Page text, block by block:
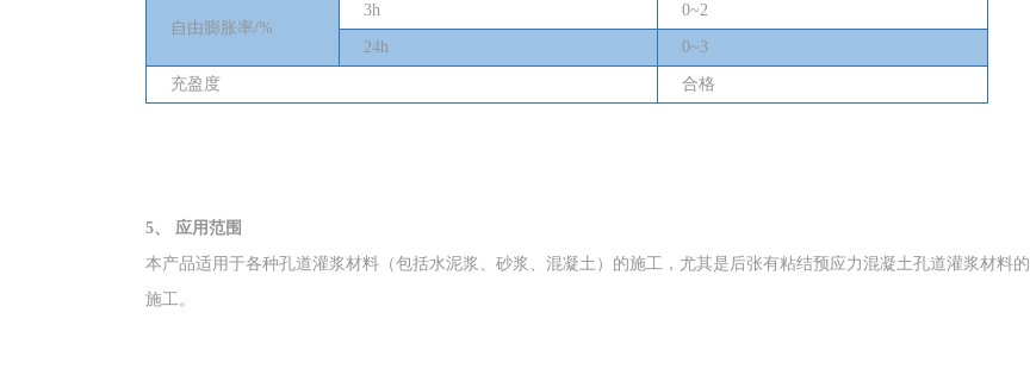
自由膨胀率/%
3h 0~2
24h 0~3
充盈度 合格
5、 应用范围
本产品适用于各种孔道灌浆材料（包括水泥浆、砂浆、混凝土）的施工，尤其是后张有粘结预应力混凝土孔道灌浆材料的
施工。